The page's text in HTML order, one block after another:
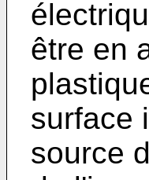
être en
surface
source